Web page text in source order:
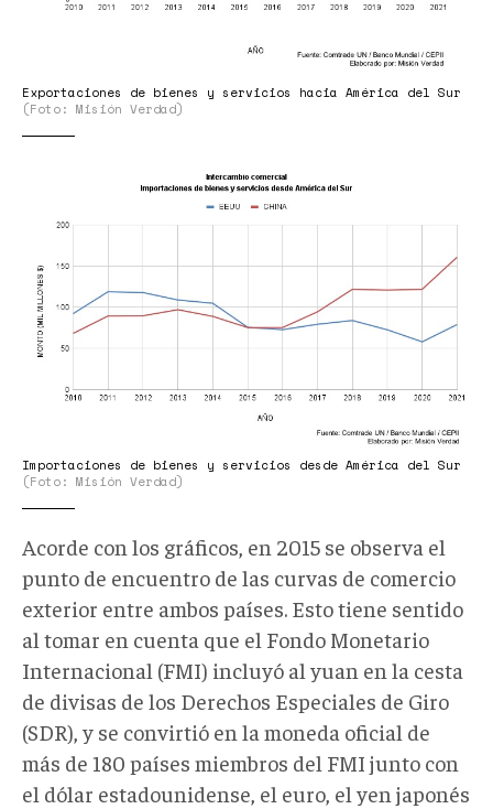
Exportaciones de bienes y servicios hacia América del Sur
(Foto: Misión Verdad)
Importaciones de bienes y servicios desde América del Sur
(Foto: Misión Verdad)
Acorde con los gráficos, en 2015 se observa el
punto de encuentro de las curvas de comercio
exterior entre ambos países. Esto tiene sentido
al tomar en cuenta que el Fondo Monetario
Internacional (FMI) incluyó al yuan en la cesta
de divisas de los Derechos Especiales de Giro
(SDR), y se convirtió en la moneda oficial de
más de 180 países miembros del FMI junto con
el dólar estadounidense, el euro, el yen japonés